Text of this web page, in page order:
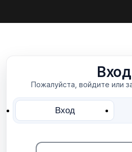
Вход
Пожалуйста, войдите или
Вход